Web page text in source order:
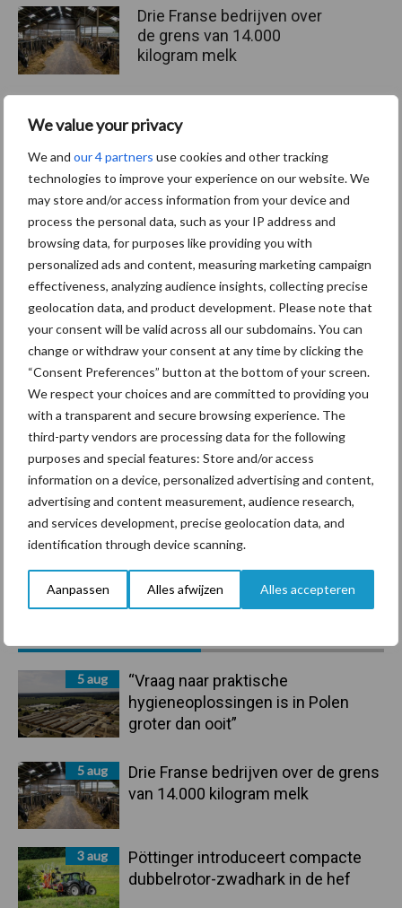
We value your privacy
We and our 4 partners use cookies and other tracking
technologies to improve your experience on our website. We
may store and/or access information from your device and
process the personal data, such as your IP address and
browsing data, for purposes like providing you with
personalized ads and content, measuring marketing campaign
effectiveness, analyzing audience insights, collecting precise
geolocation data, and product development. Please note that
your consent will be valid across all our subdomains. You can
change or withdraw your consent at any time by clicking the
“Consent Preferences” button at the bottom of your screen.
We respect your choices and are committed to providing you
with a transparent and secure browsing experience. The
third-party vendors are processing data for the following
purposes and special features: Store and/or access
information on a device, personalized advertising and content,
advertising and content measurement, audience research,
and services development, precise geolocation data, and
identification through device scanning.
Aanpassen Alles afwijzen Alles accepteren
Sidebar
5 aug
“Vraag naar praktische
hygieneoplossingen is in Polen
groter dan ooit”
5 aug
Drie Franse bedrijven over de grens
van 14.000 kilogram melk
3 aug
Pöttinger introduceert compacte
dubbelrotor-zwadhark in de hef
Drie Franse bedrijven over
de grens van 14.000
kilogram melk
Pöttinger introduceert
compacte dubbelrotor-
zwadhark in de hef
Themapagina's
Diergezondheid Bemesting Fokkerij
Beregening Bijproducten
Toon meer